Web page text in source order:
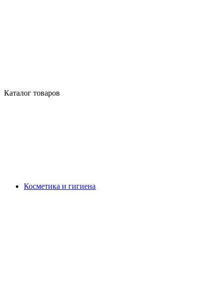
Каталог товаров
Косметика и гигиена